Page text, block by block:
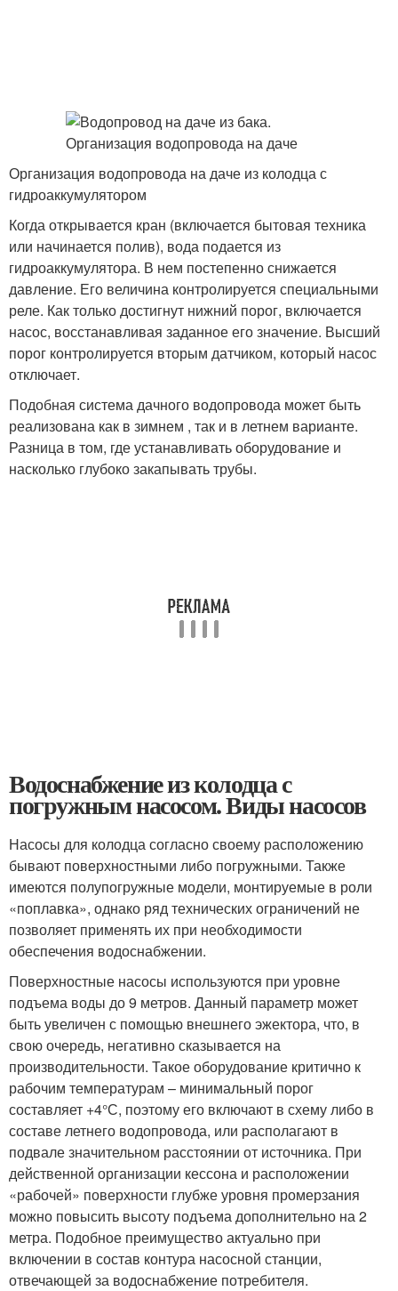
Организация водопровода на даче из колодца с
гидроаккумулятором
Когда открывается кран (включается бытовая техника
или начинается полив), вода подается из
гидроаккумулятора. В нем постепенно снижается
давление. Его величина контролируется специальными
реле. Как только достигнут нижний порог, включается
насос, восстанавливая заданное его значение. Высший
порог контролируется вторым датчиком, который насос
отключает.
Подобная система дачного водопровода может быть
реализована как в зимнем , так и в летнем варианте.
Разница в том, где устанавливать оборудование и
насколько глубоко закапывать трубы.
Водоснабжение из колодца с
погружным насосом. Виды насосов
Насосы для колодца согласно своему расположению
бывают поверхностными либо погружными. Также
имеются полупогружные модели, монтируемые в роли
«поплавка», однако ряд технических ограничений не
позволяет применять их при необходимости
обеспечения водоснабжении.
Поверхностные насосы используются при уровне
подъема воды до 9 метров. Данный параметр может
быть увеличен с помощью внешнего эжектора, что, в
свою очередь, негативно сказывается на
производительности. Такое оборудование критично к
рабочим температурам – минимальный порог
составляет +4°С, поэтому его включают в схему либо в
составе летнего водопровода, или располагают в
подвале значительном расстоянии от источника. При
действенной организации кессона и расположении
«рабочей» поверхности глубже уровня промерзания
можно повысить высоту подъема дополнительно на 2
метра. Подобное преимущество актуально при
включении в состав контура насосной станции,
отвечающей за водоснабжение потребителя.